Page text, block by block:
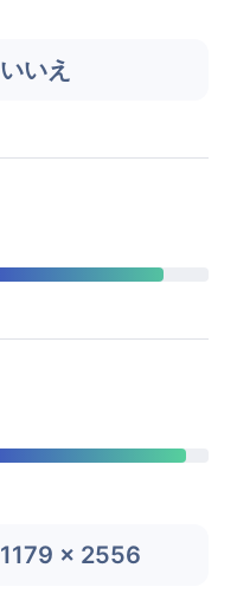
いいえ
1179 x 2556